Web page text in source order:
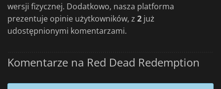
wersji fizycznej. Dodatkowo, nasza platforma
prezentuje opinie użytkowników, z 2 już
udostępnionymi komentarzami.
Komentarze na Red Dead Redemption